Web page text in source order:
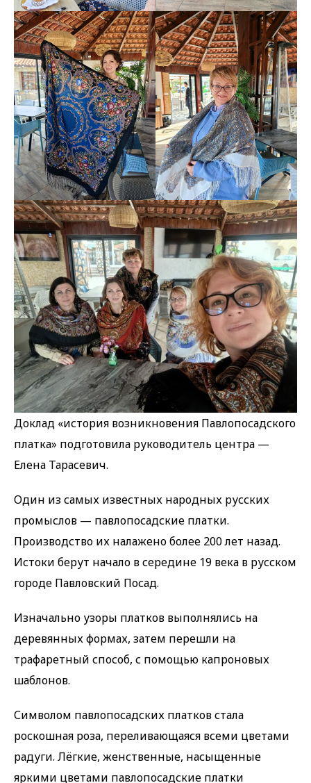
Доклад «история возникновения Павлопосадского
платка» подготовила руководитель центра —
Елена Тарасевич.
Один из самых известных народных русских
промыслов — павлопосадские платки.
Производство их налажено более 200 лет назад.
Истоки берут начало в середине 19 века в русском
городе Павловский Посад.
Изначально узоры платков выполнялись на
деревянных формах, затем перешли на
трафаретный способ, с помощью капроновых
шаблонов.
Символом павлопосадских платков стала
роскошная роза, переливающаяся всеми цветами
радуги. Лёгкие, женственные, насыщенные
яркими цветами павлопосадские платки